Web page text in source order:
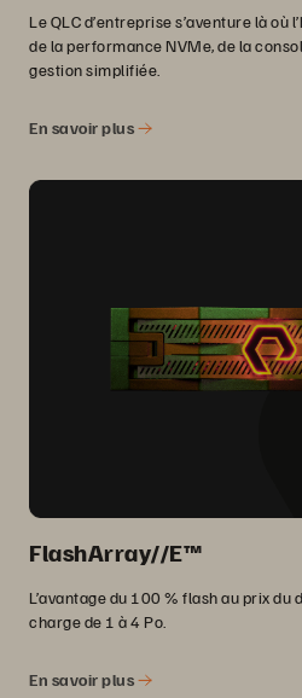
Le QLC d’entreprise s’aventure là où
de la performance NVMe, de la
gestion simplifiée.
En savoir plus
FlashArray//E™
L’avantage du 100 % flash au prix du
charge de 1 à 4 Po.
En savoir plus